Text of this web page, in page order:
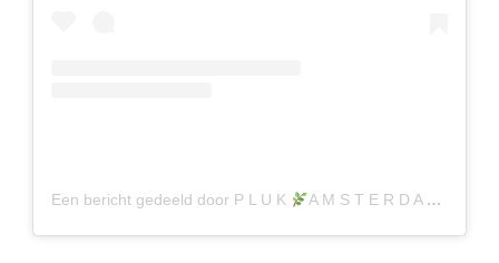
Een bericht gedeeld door P L U K A M S T E R D A M (@plukamsterdam)